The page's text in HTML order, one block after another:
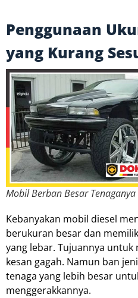
Penggunaan
yang Kurang
Mobil Berban Besar
Kebanyakan mobil diesel
berukuran besar dan
yang lebar. Tujuannya untuk
kesan gagah. Namun ban
tenaga yang lebih besar
menggerakkannya.